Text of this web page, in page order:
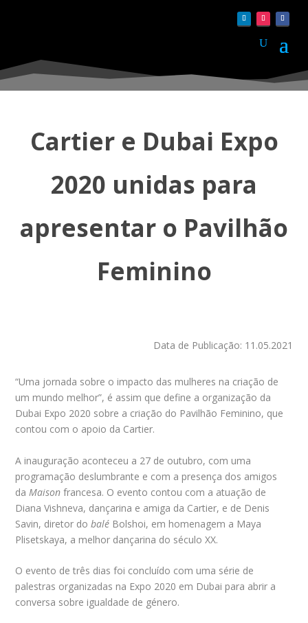
Cartier e Dubai Expo
2020 unidas para
apresentar o Pavilhão
Feminino
Data de Publicação: 11.05.2021
“Uma jornada sobre o impacto das mulheres na criação de
um mundo melhor”, é assim que define a organização da
Dubai Expo 2020 sobre a criação do Pavilhão Feminino, que
contou com o apoio da Cartier.
A inauguração aconteceu a 27 de outubro, com uma
programação deslumbrante e com a presença dos amigos
da Maisonfrancesa. O evento contou com a atuação de
Diana Vishneva, dançarina e amiga da Cartier, e de Denis
Savin, diretor dobalé Bolshoi, em homenagem a Maya
Plisetskaya, a melhor dançarina do século XX.
O evento de três dias foi concluído com uma série de
palestras organizadas na Expo 2020 em Dubai para abrir a
conversa sobre igualdade de género.